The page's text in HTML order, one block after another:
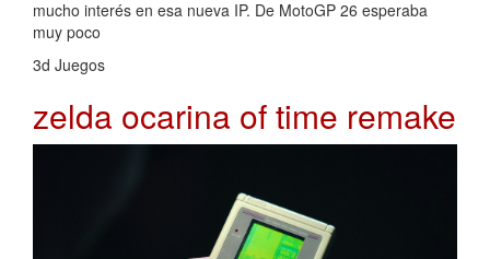
mucho interés en esa nueva IP. De MotoGP 26 esperaba
muy poco
3d Juegos
zelda ocarina of time remake